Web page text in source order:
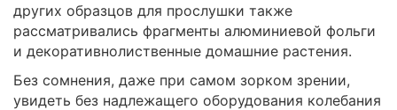
других образцов для прослушки также
рассматривались фрагменты алюминиевой фольги
и декоративнолиственные домашние растения.
Без сомнения, даже при самом зорком зрении,
увидеть без надлежащего оборудования колебания